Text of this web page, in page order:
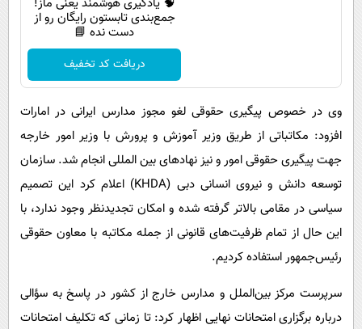
🧠 یادگیری هوشمند یعنی ماز!
جمع‌بندی تابستون رایگان رو از
دست نده 📘
دریافت کد تخفیف
وی در خصوص پیگیری‌ حقوقی لغو مجوز مدارس ایرانی در امارات
افزود: مکاتباتی از طریق وزیر آموزش و پرورش با وزیر امور خارجه
جهت پیگیری حقوقی امور و نیز نهادهای بین المللی انجام شد. سازمان
توسعه دانش و نیروی انسانی دبی (KHDA) اعلام کرد این تصمیم
سیاسی در مقامی بالاتر گرفته شده و امکان تجدیدنظر وجود ندارد، با
این حال از تمام ظرفیت‌های قانونی از جمله مکاتبه با معاون حقوقی
رئیس‌جمهور استفاده کردیم.
سرپرست مرکز بین‌الملل و مدارس خارج از کشور در پاسخ به سؤالی
درباره برگزاری امتحانات نهایی اظهار کرد: تا زمانی که تکلیف امتحانات